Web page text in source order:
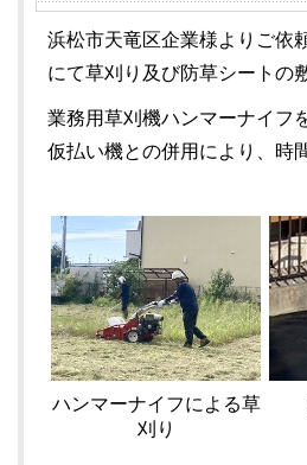
浜松市天竜区企業様よりご依
にて草刈り及び防草シートの
業務用草刈機ハンマーナイフ
仮払い機との併用により、時
ハンマーナイフによる草
刈り